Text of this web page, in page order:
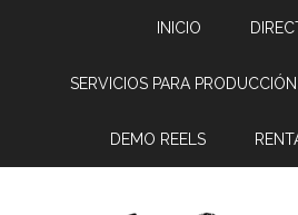
INICIO
SERVICIOS PARA PRODUCCIÓN
DEMO REELS